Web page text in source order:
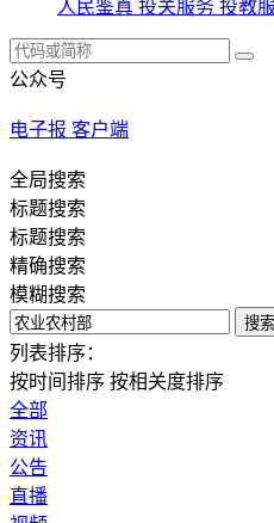
人民鉴真 投关服务 投教
公众号
电子报 客户端
全局搜索
标题搜索
标题搜索
精确搜索
模糊搜索
搜索
列表排序：
按时间排序 按相关度排序
全部
资讯
公告
直播